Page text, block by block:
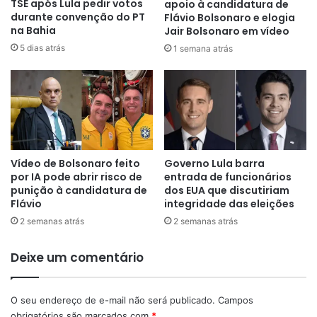
TSE após Lula pedir votos
durante convenção do PT
na Bahia
5 dias atrás
apoio à candidatura de
Flávio Bolsonaro e elogia
Jair Bolsonaro em vídeo
1 semana atrás
Vídeo de Bolsonaro feito
por IA pode abrir risco de
punição à candidatura de
Flávio
2 semanas atrás
Governo Lula barra
entrada de funcionários
dos EUA que discutiriam
integridade das eleições
2 semanas atrás
Deixe um comentário
O seu endereço de e-mail não será publicado. Campos